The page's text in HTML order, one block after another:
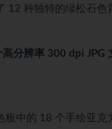
12 种独特的绿松石色
分辨率 300 dpi JPG
板中的 18 个手绘亚克